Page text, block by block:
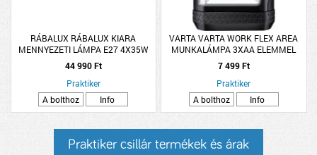
RÁBALUX RÁBALUX KIARA
MENNYEZETI LÁMPA E27 4X35W
IP20 77X13X30CM ARANY
44 990 Ft
Praktiker
A bolthoz
Info
VARTA VARTA WORK FLEX AREA
MUNKALÁMPA 3XAA ELEMMEL
7 499 Ft
Praktiker
A bolthoz
Info
Praktiker csillár termékek és árak